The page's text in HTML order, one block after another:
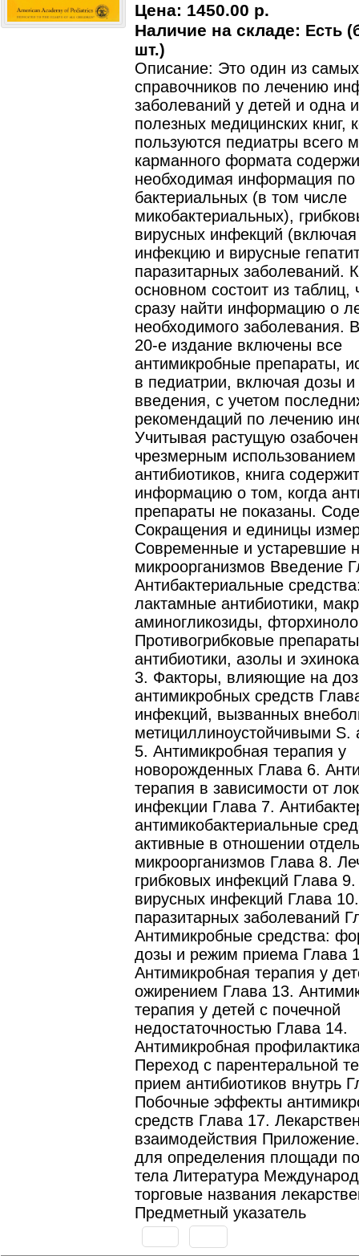
Цена: 1450.00 р.
Наличие на складе: Есть
шт.)
Описание: Это один из
справочников по лечению
заболеваний у детей и одна
полезных медицинских книг,
пользуются педиатры всего
карманного формата
необходимая информация
бактериальных (в том числе
микобактериальных),
вирусных инфекций
инфекцию и вирусные
паразитарных заболеваний.
основном состоит из таблиц,
сразу найти информацию о
необходимого заболевания.
20-е издание включены все
антимикробные препараты,
в педиатрии, включая дозы
введения, с учетом
рекомендаций по лечению
Учитывая растущую
чрезмерным использованием
антибиотиков, книга содержит
информацию о том, когда
препараты не показаны.
Сокращения и единицы
Современные и устаревшие
микроорганизмов Введение
Антибактериальные
лактамные антибиотики,
аминогликозиды,
Противогрибковые
антибиотики, азолы и
3. Факторы, влияющие на
антимикробных средств
инфекций, вызванных
метициллиноустойчивыми S.
5. Антимикробная терапия у
новорожденных Глава 6.
терапия в зависимости от
инфекции Глава 7.
антимикобактериальные
активные в отношении
микроорганизмов Глава 8.
грибковых инфекций Глава
вирусных инфекций Глава
паразитарных заболеваний
Антимикробные средства:
дозы и режим приема Глава
Антимикробная терапия у
ожирением Глава 13.
терапия у детей с почечной
недостаточностью Глава 14.
Антимикробная
Переход с парентеральной
прием антибиотиков внутрь
Побочные эффекты
средств Глава 17.
взаимодействия
для определения площади
тела Литература
торговые названия
Предметный указатель